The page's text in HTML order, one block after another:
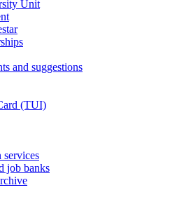
Unit
and suggestions
(TUI)
services
job banks